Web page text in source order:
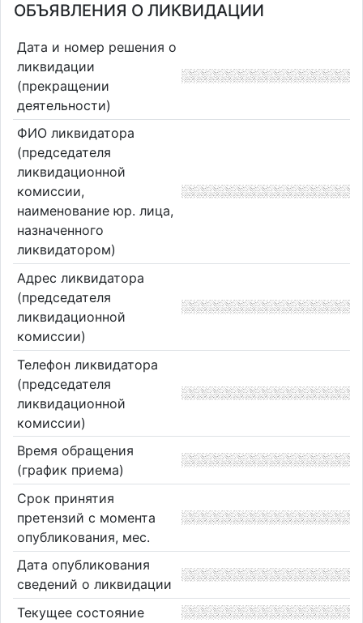
ОБЪЯВЛЕНИЯ О ЛИКВИДАЦИИ
Дата и номер решения о
ликвидации
(прекращении
деятельности)
ФИО ликвидатора
(председателя
ликвидационной
комиссии,
наименование юр. лица,
назначенного
ликвидатором)
Адрес ликвидатора
(председателя
ликвидационной
комиссии)
Телефон ликвидатора
(председателя
ликвидационной
комиссии)
Время обращения
(график приема)
Срок принятия
претензий с момента
опубликования, мес.
Дата опубликования
сведений о ликвидации
Текущее состояние